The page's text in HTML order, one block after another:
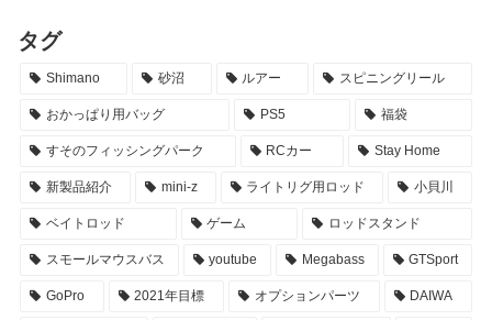
タグ
Shimano 砂沼 ルアー スピニングリール
おかっぱり用バッグ PS5 福袋
すそのフィッシングパーク RCカー Stay Home
新製品紹介 mini-z ライトリグ用ロッド 小貝川
ベイトロッド ゲーム ロッドスタンド
スモールマウスバス youtube Megabass GTSport
GoPro 2021年目標 オプションパーツ DAIWA